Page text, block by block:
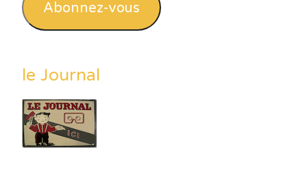
Abonnez-vous
le Journal